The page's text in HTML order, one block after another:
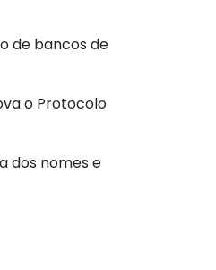
de bancos de
o Protocolo
dos nomes e